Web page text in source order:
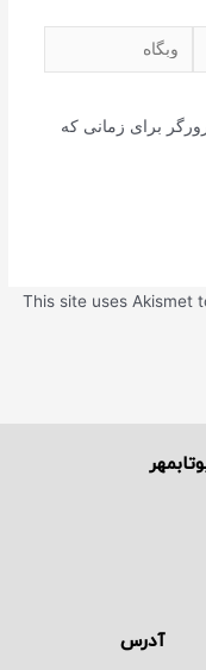
برای زمانی که
This site uses Akismet
آدرس